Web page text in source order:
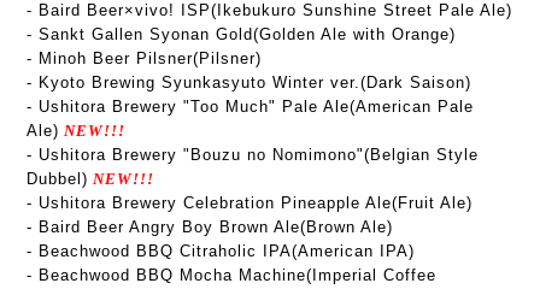
- Baird Beer×vivo! ISP(Ikebukuro Sunshine Street Pale Ale)
- Sankt Gallen Syonan Gold(Golden Ale with Orange)
- Minoh Beer Pilsner(Pilsner)
- Kyoto Brewing Syunkasyuto Winter ver.(Dark Saison)
- Ushitora Brewery "Too Much" Pale Ale(American Pale
Ale) NEW!!!
- Ushitora Brewery "Bouzu no Nomimono"(Belgian Style
Dubbel) NEW!!!
- Ushitora Brewery Celebration Pineapple Ale(Fruit Ale)
- Baird Beer Angry Boy Brown Ale(Brown Ale)
- Beachwood BBQ Citraholic IPA(American IPA)
- Beachwood BBQ Mocha Machine(Imperial Coffee